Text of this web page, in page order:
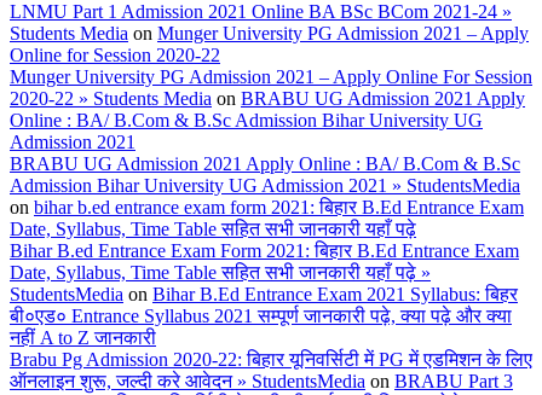
LNMU Part 1 Admission 2021 Online BA BSc BCom 2021-24 »
Students Media on Munger University PG Admission 2021 – Apply
Online for Session 2020-22
Munger University PG Admission 2021 – Apply Online For Session
2020-22 » Students Media on BRABU UG Admission 2021 Apply
Online : BA/ B.Com & B.Sc Admission Bihar University UG
Admission 2021
BRABU UG Admission 2021 Apply Online : BA/ B.Com & B.Sc
Admission Bihar University UG Admission 2021 » StudentsMedia
on bihar b.ed entrance exam form 2021: बिहार B.Ed Entrance Exam
Date, Syllabus, Time Table सहित सभी जानकारी यहाँ पढ़े
Bihar B.ed Entrance Exam Form 2021: बिहार B.Ed Entrance Exam
Date, Syllabus, Time Table सहित सभी जानकारी यहाँ पढ़े »
StudentsMedia on Bihar B.Ed Entrance Exam 2021 Syllabus: बिहर
बी०एड० Entrance Syllabus 2021 सम्पूर्ण जानकारी पढ़े, क्या पढ़े और क्या
नहीं A to Z जानकारी
Brabu Pg Admission 2020-22: बिहार यूनिवर्सिटी में PG में एडमिशन के लिए
ऑनलाइन शुरू, जल्दी करे आवेदन » StudentsMedia on BRABU Part 3